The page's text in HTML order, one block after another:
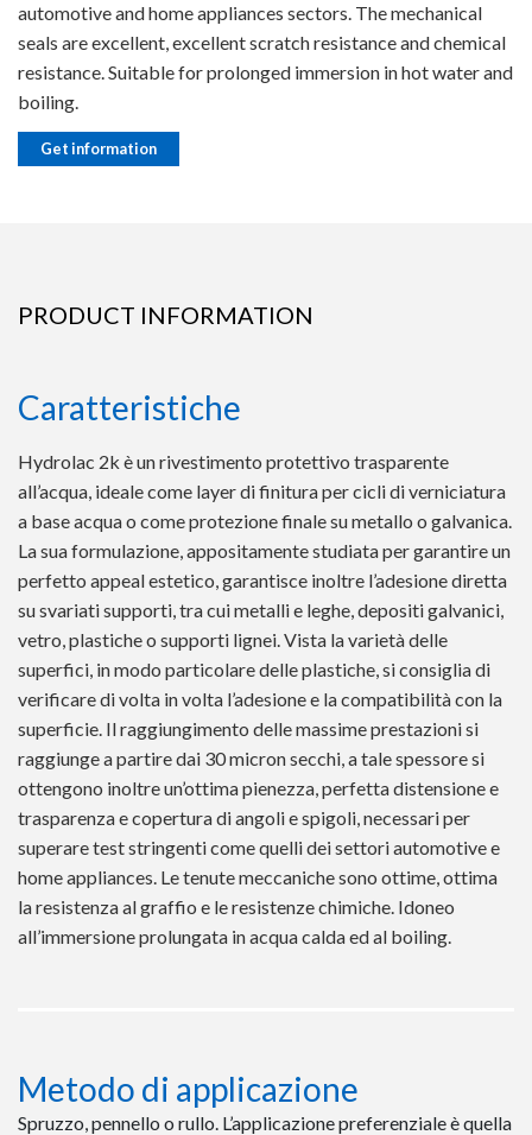
automotive and home appliances sectors. The mechanical
seals are excellent, excellent scratch resistance and chemical
resistance. Suitable for prolonged immersion in hot water and
boiling.
Get information
PRODUCT INFORMATION
Caratteristiche
Hydrolac 2k è un rivestimento protettivo trasparente
all’acqua, ideale come layer di finitura per cicli di verniciatura
a base acqua o come protezione finale su metallo o galvanica.
La sua formulazione, appositamente studiata per garantire un
perfetto appeal estetico, garantisce inoltre l’adesione diretta
su svariati supporti, tra cui metalli e leghe, depositi galvanici,
vetro, plastiche o supporti lignei. Vista la varietà delle
superfici, in modo particolare delle plastiche, si consiglia di
verificare di volta in volta l’adesione e la compatibilità con la
superficie. Il raggiungimento delle massime prestazioni si
raggiunge a partire dai 30 micron secchi, a tale spessore si
ottengono inoltre un’ottima pienezza, perfetta distensione e
trasparenza e copertura di angoli e spigoli, necessari per
superare test stringenti come quelli dei settori automotive e
home appliances. Le tenute meccaniche sono ottime, ottima
la resistenza al graffio e le resistenze chimiche. Idoneo
all’immersione prolungata in acqua calda ed al boiling.
Metodo di applicazione
Spruzzo, pennello o rullo. L’applicazione preferenziale è quella